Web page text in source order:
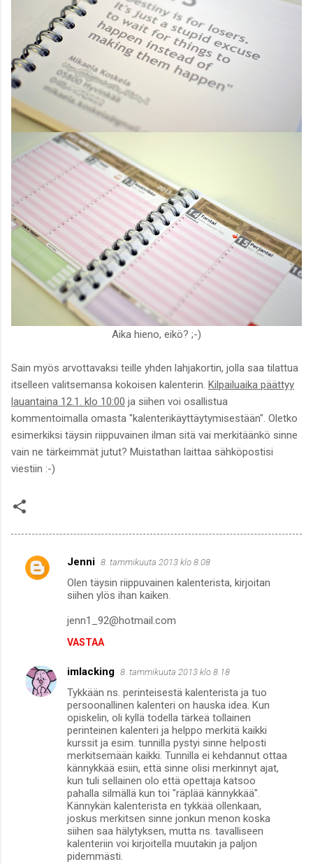
Aika hieno, eikö? ;-)
Sain myös arvottavaksi teille yhden lahjakortin, jolla saa tilattua
itselleen valitsemansa kokoisen kalenterin. Kilpailuaika päättyy
lauantaina 12.1. klo 10:00 ja siihen voi osallistua
kommentoimalla omasta "kalenterikäyttäytymisestään". Oletko
esimerkiksi täysin riippuvainen ilman sitä vai merkitäänkö sinne
vain ne tärkeimmät jutut? Muistathan laittaa sähköpostisi
viestiin :-)
K
n
t
Jenni 8. tammikuuta 2013 klo 8.08
Olen täysin riippuvainen kalenterista, kirjoitan
siihen ylös ihan kaiken.
jenn1_92@hotmail.com
VASTAA
imlacking 8. tammikuuta 2013 klo 8.18
Tykkään ns. perinteisestä kalenterista ja tuo
persoonallinen kalenteri on hauska idea. Kun
opiskelin, oli kyllä todella tärkeä tollainen
perinteinen kalenteri ja helppo merkitä kaikki
kurssit ja esim. tunnilla pystyi sinne helposti
merkitsemään kaikki. Tunnilla ei kehdannut ottaa
kännykkää esiin, että sinne olisi merkinnyt ajat,
kun tuli sellainen olo että opettaja katsoo
pahalla silmällä kun toi "räplää kännykkää".
Kännykän kalenterista en tykkää ollenkaan,
joskus merkitsen sinne jonkun menon koska
siihen saa hälytyksen, mutta ns. tavalliseen
kalenteriin voi kirjoitella muutakin ja paljon
pidemmästi.